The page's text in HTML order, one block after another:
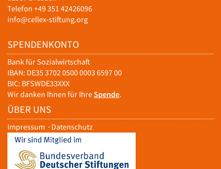
Telefon +49 351 42426096
info@cellex-stiftung.org
SPENDENKONTO
Bank für Sozialwirtschaft
IBAN: DE35 3702 0500 0003 6597 00
BIC: BFSWDE33XXX
Wir danken Ihnen für IhreSpende.
ÜBER UNS
Impressum · Datenschutz